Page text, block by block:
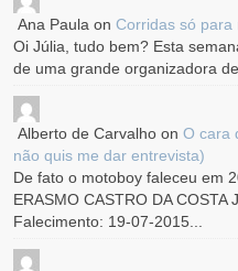
Ana Paula onCorridas só para
Oi Júlia, tudo bem? Esta
de uma grande organizadora
Alberto de Carvalho onO cara
não quis me dar entrevista)
De fato o motoboy faleceu em
ERASMO CASTRO DA COSTA
Falecimento: 19-07-2015...